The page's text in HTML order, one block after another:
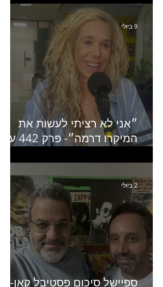
ותקשורת
״אני לא רציתי לעשות את
המיקרו דרמה״- פרק 442 עם
של יד2
9 ביולי
ספיישל סיכום פסטיבל קאן-
2 ביולי